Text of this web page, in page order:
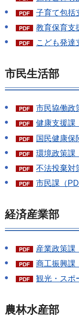
子育て包括
教育保育支
こども発達
市民生活部
市民協働政
健康支援課
国民健康保
環境政策課
不法投棄対
市民課（
経済産業部
産業政策課
商工振興課
観光・スポ
農林水産部